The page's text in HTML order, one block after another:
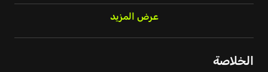
عرض المزيد
الخلاصة